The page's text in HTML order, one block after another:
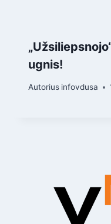
ugnis!
Autorius infovdusa